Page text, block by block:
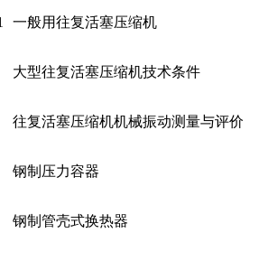
一般用往复活塞压缩机
大型往复活塞压缩机技术条件
往复活塞压缩机机械振动测量与评价
钢制压力容器
钢制管壳式换热器